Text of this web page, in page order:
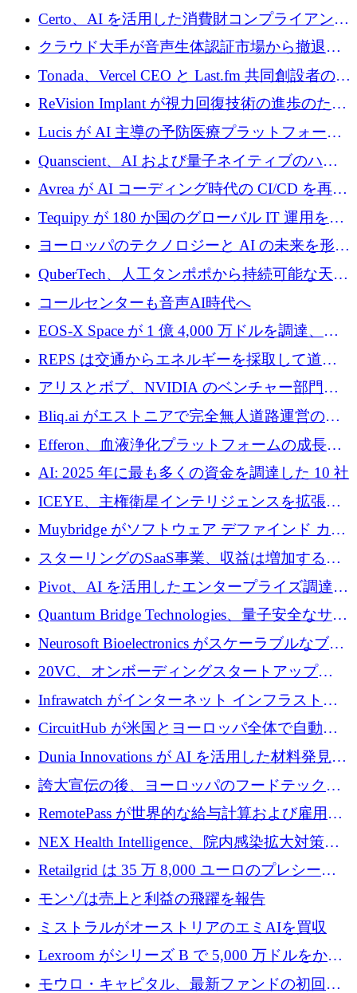
インテリジェンス レイヤーを構築するために
Improbable から 200 万ドルを調達
Certo、AI を活用した消費財コンプライアンス
プラットフォームのために 400 万ドルを調達
クラウド大手が音声生体認証市場から撤退す
るなか、Voxmindが54万6,000ポンドのプレシ
ード資金を調達
Tonada、Vercel CEO と Last.fm 共同創設者の支
援を受けてステルス撤退
ReVision Implant が視力回復技術の進歩のため
に 400 万ユーロを確保
Lucis が AI 主導の予防医療プラットフォーム
を拡大するためにシリーズ A で 2,000 万ドル
を調達
Quanscient、AI および量子ネイティブのハー
ドウェア エンジニアリングを推進するために
1,000 万ユーロを調達
Avrea が AI コーディング時代の CI/CD を再発
明するために 470 万ドルをかけてステルスか
ら浮上
Tequipy が 180 か国のグローバル IT 運用を自
動化するために 300 万ユーロ以上を調達
ヨーロッパのテクノロジーと AI の未来を形作
る: イノベーション リーダーが Nexus
Luxembourg 2026 に集まる理由
QuberTech、人工タンポポから持続可能な天然
ゴムを開発するために 340 万ポンドを調達
コールセンターも音声AI時代へ
EOS-X Space が 1 億 4,000 万ドルを調達、
Mistral が Emmi AI を買収、Bliq がエストニア
での完全無人道路運営を承認
REPS は交通からエネルギーを採取して道路
を発電所に変えるために 2,360 万ドルを調達
アリスとボブ、NVIDIA のベンチャー部門か
らの投資でシリーズ B を拡大
Bliq.ai がエストニアで完全無人道路運営の承
認を獲得
Efferon、血液浄化プラットフォームの成長に
250万ユーロを確保
AI: 2025 年に最も多くの資金を調達した 10 社
ICEYE、主権衛星インテリジェンスを拡張す
るために 3 億ユーロの信用枠を確保
Muybridge がソフトウェア デファインド カメ
ラ テクノロジーを拡張するためにシリーズ A
で 1,600 万ドルを調達
スターリングのSaaS事業、収益は増加するも
グループ利益は減少
Pivot、AI を活用したエンタープライズ調達プ
ラットフォームを拡大するために 4,000 万ド
ルを調達
Quantum Bridge Technologies、量子安全なサイ
バーセキュリティ インフラストラクチャの拡
張にシリーズ A で 800 万ドルを投入
Neurosoft Bioelectronics がスケーラブルなブレ
イン コンピューター インターフェイスのため
に 750 万ドルを調達
20VC、オンボーディングスタートアップ
Prelude へのシリーズ A 投資で 2,000 万ドルを
Infrawatch がインターネット インフラストラ
クチャ インテリジェンス向けに 300 万ドルの
CircuitHub が米国とヨーロッパ全体で自動電
子機器製造を拡大するために 2,800 万ドルを
Dunia Innovations が AI を活用した材料発見を
産業化するために 2 億 8,000 万ユーロのベル
リン GigaLab を発表
誇大宣伝の後、ヨーロッパのフードテックセ
クターはファンダメンタルズを中心に再構築
RemotePass が世界的な給与計算および雇用プ
ラットフォームを拡大するために 1,740 万ド
NEX Health Intelligence、院内感染拡大対策に
100万ユーロを確保
Retailgrid は 35 万 8,000 ユーロのプレシード
ラウンドで小売業のスプレッドシートをター
ゲットにしています
モンゾは売上と利益の飛躍を報告
ミストラルがオーストリアのエミAIを買収
Lexroom がシリーズ B で 5,000 万ドルをかけ
てヨーロッパ大陸法用の法律 AI を構築
モウロ・キャピタル、最新ファンドの初回ク